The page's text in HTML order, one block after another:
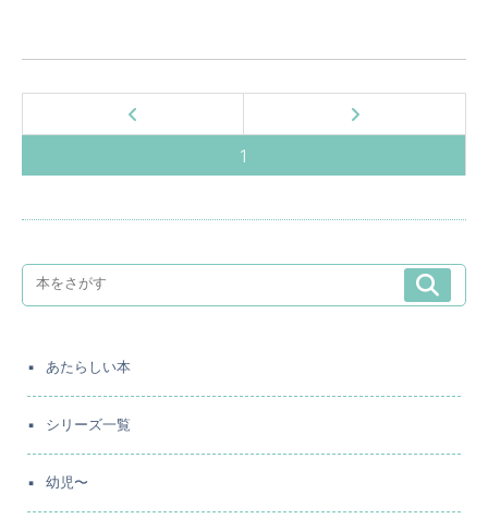
1
あたらしい本
シリーズ一覧
幼児〜